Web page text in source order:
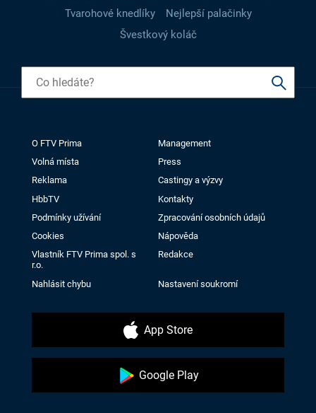
Tvarohové knedlíky
Nejlepší palačinky
Švestkový koláč
O FTV Prima
Management
Volná místa
Press
Reklama
Castingy a výzvy
HbbTV
Kontakty
Podmínky užívání
Zpracování osobních údajů
Cookies
Nápověda
Vlastník FTV Prima spol. s
r.o.
Redakce
Nahlásit chybu Nastavení soukromí
App Store
Google Play